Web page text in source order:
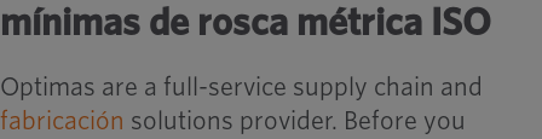
mínimas de rosca métrica ISO
Optimas are a full-service supply chain and
fabricación solutions provider. Before you